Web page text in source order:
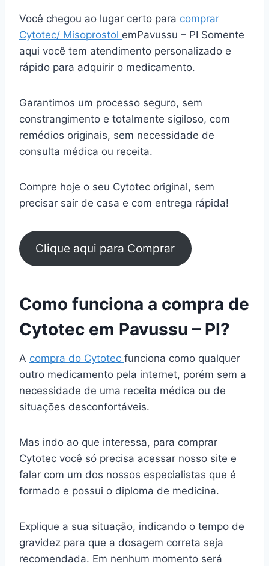
Você chegou ao lugar certo para comprar
Cytotec/ Misoprostol emPavussu – PI Somente
aqui você tem atendimento personalizado e
rápido para adquirir o medicamento.
Garantimos um processo seguro, sem
constrangimento e totalmente sigiloso, com
remédios originais, sem necessidade de
consulta médica ou receita.
Compre hoje o seu Cytotec original, sem
precisar sair de casa e com entrega rápida!
Clique aqui para Comprar
Como funciona a compra de
Cytotec em Pavussu – PI?
A compra do Cytotec funciona como qualquer
outro medicamento pela internet, porém sem a
necessidade de uma receita médica ou de
situações desconfortáveis.
Mas indo ao que interessa, para comprar
Cytotec você só precisa acessar nosso site e
falar com um dos nossos especialistas que é
formado e possui o diploma de medicina.
Explique a sua situação, indicando o tempo de
gravidez para que a dosagem correta seja
recomendada. Em nenhum momento será